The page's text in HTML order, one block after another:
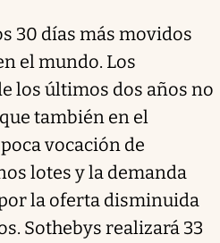
30 días más movidos
el mundo. Los
los últimos dos años no
también en el
vocación de
lotes y la demanda
la oferta disminuida
Sothebys realizará 33